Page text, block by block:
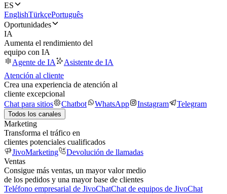
ES
EnglishTürkçePortuguês
Oportunidades
IA
Aumenta el rendimiento del
equipo con IA
Agente de IA
Asistente de IA
Atención al cliente
Crea una experiencia de atención al
cliente excepcional
Chat para sitios
Chatbot WhatsApp Instagram Telegram
Todos los canales
Marketing
Transforma el tráfico en
clientes potenciales cualificados
JivoMarketing
Devolución de llamadas
Ventas
Consigue más ventas, un mayor valor medio
de los pedidos y una mayor base de clientes
Teléfono empresarial de JivoChatChat de equipos de JivoChat